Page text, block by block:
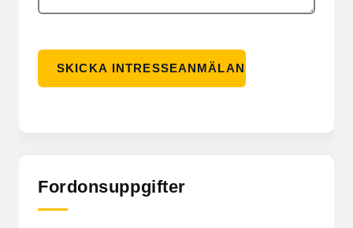
Fordonsuppgifter